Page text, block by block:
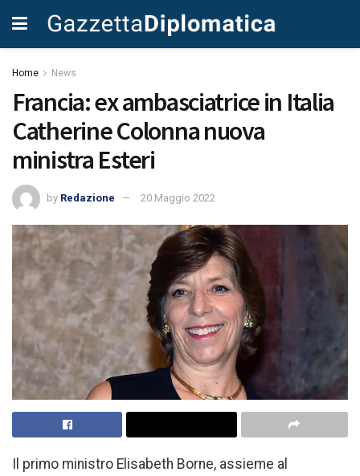
Home News
Francia: ex ambasciatrice in Italia
Catherine Colonna nuova
ministra Esteri
by Redazione 20 Maggio 2022
Il primo ministro Elisabeth Borne, assieme al